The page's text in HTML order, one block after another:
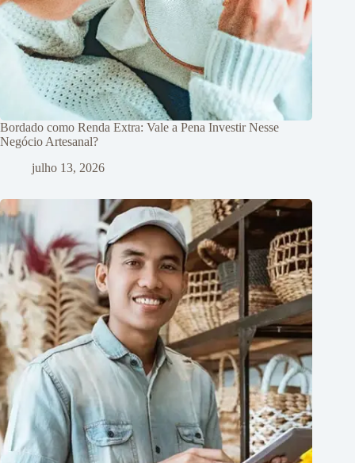
Bordado como Renda Extra: Vale a Pena Investir Nesse
Negócio Artesanal?
julho 13, 2026